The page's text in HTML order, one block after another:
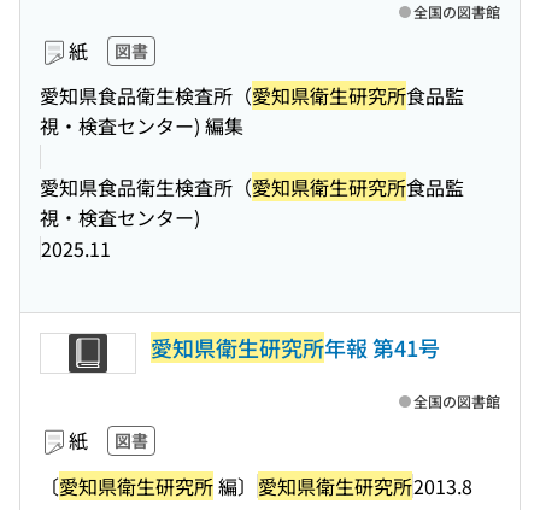
紙 図書
愛知県食品衛生検査所（愛知県衛生研究所食品監
視・検査センター) 編集
愛知県食品衛生検査所（愛知県衛生研究所食品監
視・検査センター)
2025.11
全国の図書館
愛知県衛生研究所年報 第41号
紙 図書
〔愛知県衛生研究所編〕 愛知県衛生研究所2013.8
全国の図書館